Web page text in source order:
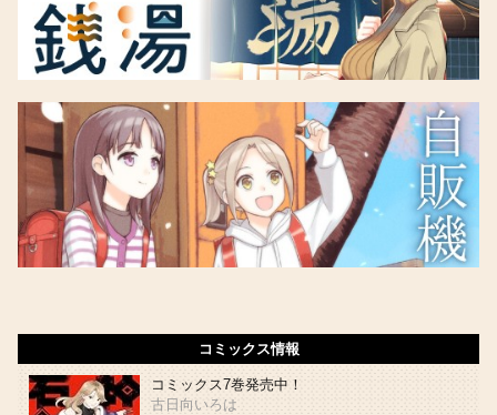
コミックス情報
コミックス7巻発売中！
古日向いろは